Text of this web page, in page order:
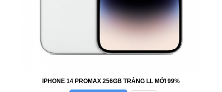
IPHONE 14 PROMAX 256GB TRẮNG LL MỚI 99%